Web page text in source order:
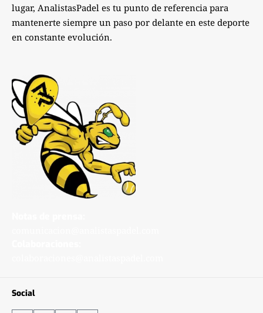
lugar, AnalistasPadel es tu punto de referencia para
mantenerte siempre un paso por delante en este deporte
en constante evolución.
Social